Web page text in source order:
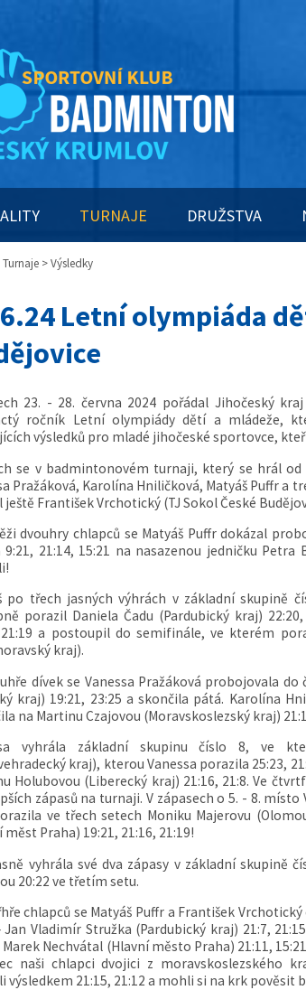
TURNAJE DRUŽSTVA
Turnaje > Výsledky
Letní olympiáda
23. - 28. června 2024 pořádal Jihočeský
ročník Letní olympiády dětí a mládeže,
výsledků pro mladé jihočeské sportovce,
se v badmintonovém turnaji, který se hrál
Pražáková, Karolína Hniličková, Matyáš Puffr a
František Vrchotický (TJ Sokol České
dvouhry chlapců se Matyáš Puffr dokázal
9:21, 21:14, 15:21 na nasazenou jedničku
po třech jasných výhrách v základní skupině
porazil Daniela Čadu (Pardubický kraj)
21:19 a postoupil do semifinále, ve kterém
kraj).
dívek se Vanessa Pražáková probojovala
kraj) 19:21, 23:25 a skončila pátá. Karolína
na Martinu Czajovou (Moravskoslezský kraj)
vyhrála základní skupinu číslo 8, ve
kraj), kterou Vanessa porazila 25:23,
Holubovou (Liberecký kraj) 21:16, 21:8. Ve
zápasů na turnaji. V zápasech o 5. - 8.
ve třech setech Moniku Majerovu
měst Praha) 19:21, 21:16, 21:19!
vyhrála své dva zápasy v základní skupině
20:22 ve třetím setu.
chlapců se Matyáš Puffr a František
Jan Vladimír Stružka (Pardubický kraj) 21:7,
Marek Nechvátal (Hlavní město Praha) 21:11,
naši chlapci dvojici z moravskoslezského
výsledkem 21:15, 21:12 a mohli si na krk pověsit